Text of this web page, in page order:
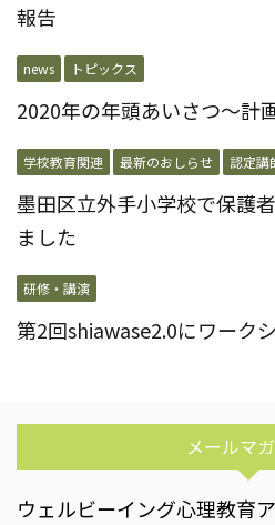
報告
news トピックス
2020年の年頭あいさつ〜計
学校教育関連 最新のおしらせ 認定講
墨田区立外手小学校で保護
ました
研修・講演
第2回shiawase2.0にワーク
メールマ
ウェルビーイング心理教育